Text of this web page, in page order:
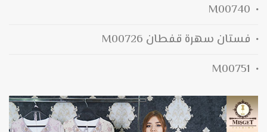
M00740
فستان سهرة قفطان M00726
M00751